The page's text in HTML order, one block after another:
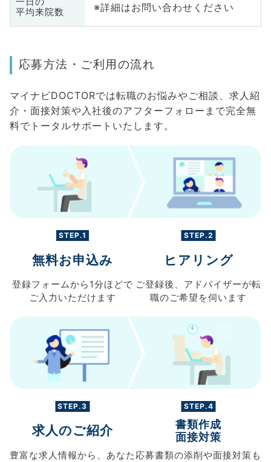
平均来院数
※詳細はお問い合わせください
応募方法・ご利用の流れ
マイナビDOCTORでは転職のお悩みやご相談、求人紹
介・面接対策や入社後のアフターフォローまで完全無
料でトータルサポートいたします。
STEP.1
無料お申込み
登録フォームから 1分ほどで
ご入力 いただけます
STEP.2
ヒアリング
ご登録後、 アドバイザーが転
職のご希望を伺います
STEP.3
求人のご紹介
豊富な求人情報から、 あなた
STEP.4
書類作成
面接対策
応募書類の添削や面接対策も